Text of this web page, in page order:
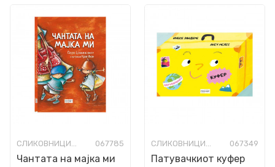
СЛИКОВНИЦИ СО ТВРДИ СТРАНИЦИ 067785
Чантата на мајка ми
СЛИКОВНИЦИ СО ТВРДИ СТРАНИЦИ 067349
Патувачкиот куфер